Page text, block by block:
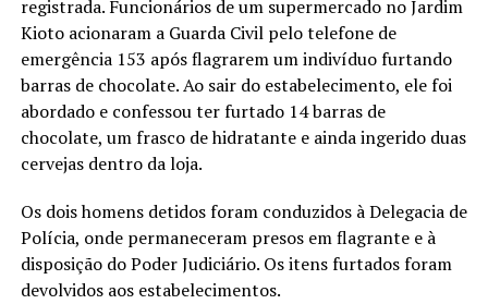
registrada. Funcionários de um supermercado no Jardim
Kioto acionaram a Guarda Civil pelo telefone de
emergência 153 após flagrarem um indivíduo furtando
barras de chocolate. Ao sair do estabelecimento, ele foi
abordado e confessou ter furtado 14 barras de
chocolate, um frasco de hidratante e ainda ingerido duas
cervejas dentro da loja.
Os dois homens detidos foram conduzidos à Delegacia de
Polícia, onde permaneceram presos em flagrante e à
disposição do Poder Judiciário. Os itens furtados foram
devolvidos aos estabelecimentos.